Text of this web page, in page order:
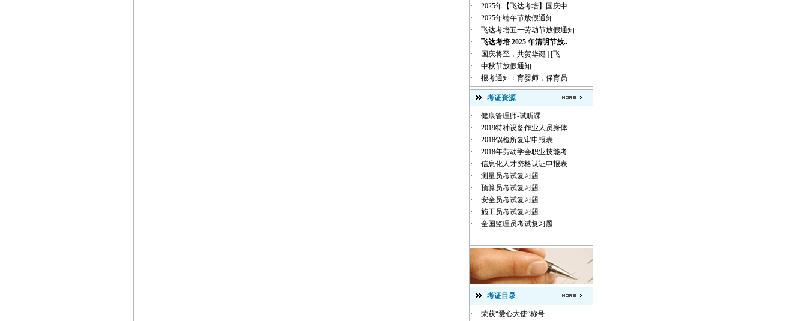
·
2025年【飞达考培】国庆中..
·
2025年端午节放假通知
·
飞达考培五一劳动节放假通知
·
飞达考培 2025 年清明节放..
·
国庆将至，共贺华诞 | [飞..
·
中秋节放假通知
·
报考通知：育婴师，保育员..
考证资源
·
健康管理师-试听课
·
2019特种设备作业人员身体..
·
2018锅检所复审申报表
·
2018年劳动学会职业技能考..
·
信息化人才资格认证申报表
·
测量员考试复习题
·
预算员考试复习题
·
安全员考试复习题
·
施工员考试复习题
·
全国监理员考试复习题
考证目录
·
荣获“爱心大使”称号